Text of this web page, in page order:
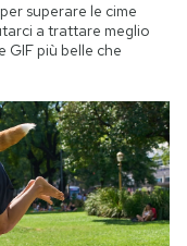
superare le cime
a trattare meglio
GIF più belle che